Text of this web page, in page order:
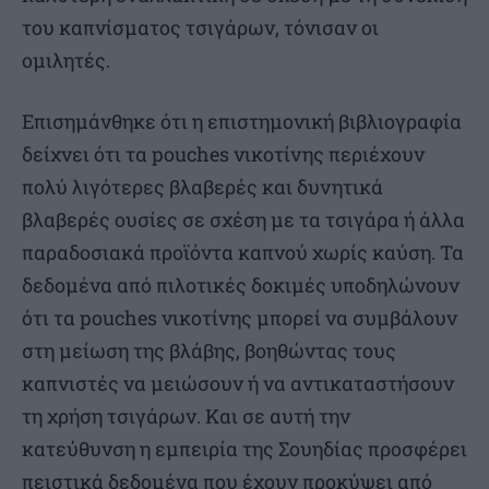
του καπνίσματος τσιγάρων, τόνισαν οι
ομιλητές.
Επισημάνθηκε ότι η επιστημονική βιβλιογραφία
δείχνει ότι τα pouches νικοτίνης περιέχουν
πολύ λιγότερες βλαβερές και δυνητικά
βλαβερές ουσίες σε σχέση με τα τσιγάρα ή άλλα
παραδοσιακά προϊόντα καπνού χωρίς καύση. Τα
δεδομένα από πιλοτικές δοκιμές υποδηλώνουν
ότι τα pouches νικοτίνης μπορεί να συμβάλουν
στη μείωση της βλάβης, βοηθώντας τους
καπνιστές να μειώσουν ή να αντικαταστήσουν
τη χρήση τσιγάρων. Και σε αυτή την
κατεύθυνση η εμπειρία της Σουηδίας προσφέρει
πειστικά δεδομένα που έχουν προκύψει από